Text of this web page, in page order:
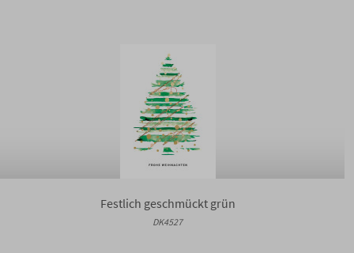
Festlich geschmückt grün
DK4527